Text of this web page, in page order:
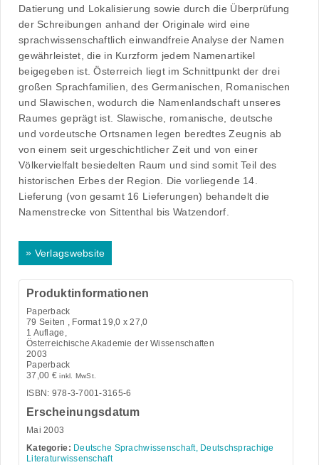
Datierung und Lokalisierung sowie durch die Überprüfung
der Schreibungen anhand der Originale wird eine
sprachwissenschaftlich einwandfreie Analyse der Namen
gewährleistet, die in Kurzform jedem Namenartikel
beigegeben ist. Österreich liegt im Schnittpunkt der drei
großen Sprachfamilien, des Germanischen, Romanischen
und Slawischen, wodurch die Namenlandschaft unseres
Raumes geprägt ist. Slawische, romanische, deutsche
und vordeutsche Ortsnamen legen beredtes Zeugnis ab
von einem seit urgeschichtlicher Zeit und von einer
Völkervielfalt besiedelten Raum und sind somit Teil des
historischen Erbes der Region. Die vorliegende 14.
Lieferung (von gesamt 16 Lieferungen) behandelt die
Namenstrecke von Sittenthal bis Watzendorf.
» Verlagswebsite
Produktinformationen
Paperback
79 Seiten , Format 19,0 x 27,0
1 Auflage,
Österreichische Akademie der Wissenschaften
2003
Paperback
37,00 € inkl. MwSt.
ISBN: 978-3-7001-3165-6
Erscheinungsdatum
Mai 2003
Kategorie: Deutsche Sprachwissenschaft, Deutschsprachige
Literaturwissenschaft